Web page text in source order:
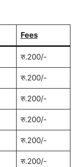
Fees
रु.200/-
रु.200/-
रु.200/-
रु.200/-
रु.200/-
रु.200/-